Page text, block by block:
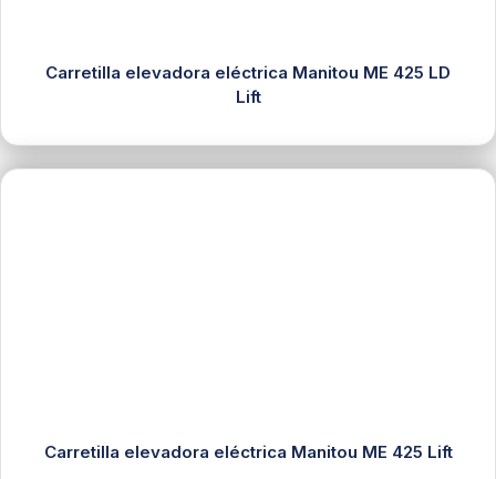
Carretilla elevadora eléctrica Manitou ME 425 LD
Lift
Carretilla elevadora eléctrica Manitou ME 425 Lift